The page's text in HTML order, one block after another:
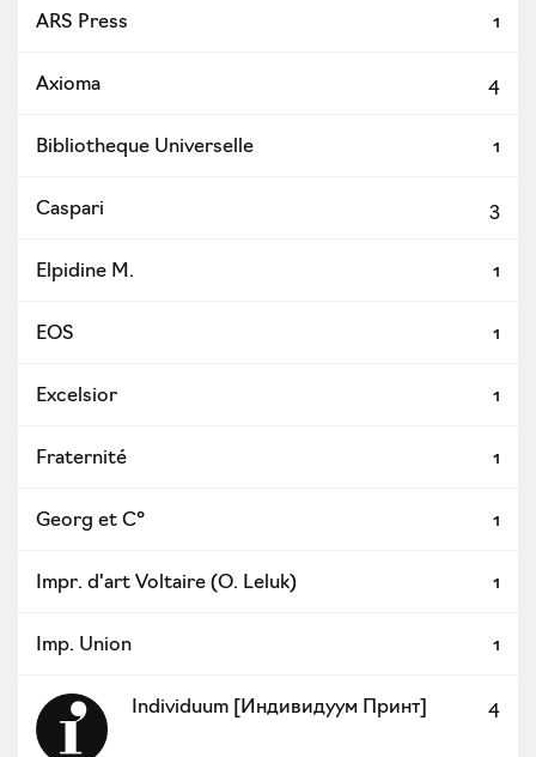
ARS Press 1
Axioma 4
Bibliotheque Universеlle 1
Caspari 3
Elpidine M. 1
EOS 1
Excelsior 1
Fraternité 1
Georg et C° 1
Impr. d'art Voltaire (O. Leluk) 1
Imp. Union 1
Individuum [Индивидуум Принт] 4